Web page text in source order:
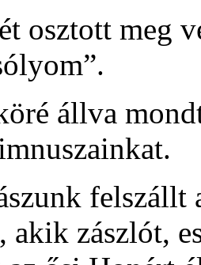
osztott meg
állva
felszállt
zászlót,